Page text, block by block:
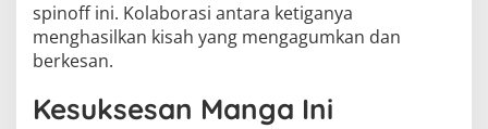
spinoff ini. Kolaborasi antara ketiganya
menghasilkan kisah yang mengagumkan dan
berkesan.
Kesuksesan Manga Ini